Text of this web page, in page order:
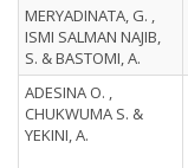
MERYADINATA, G. ,
ISMI SALMAN NAJIB,
S. & BASTOMI, A.
ADESINA O. ,
CHUKWUMA S. &
YEKINI, A.